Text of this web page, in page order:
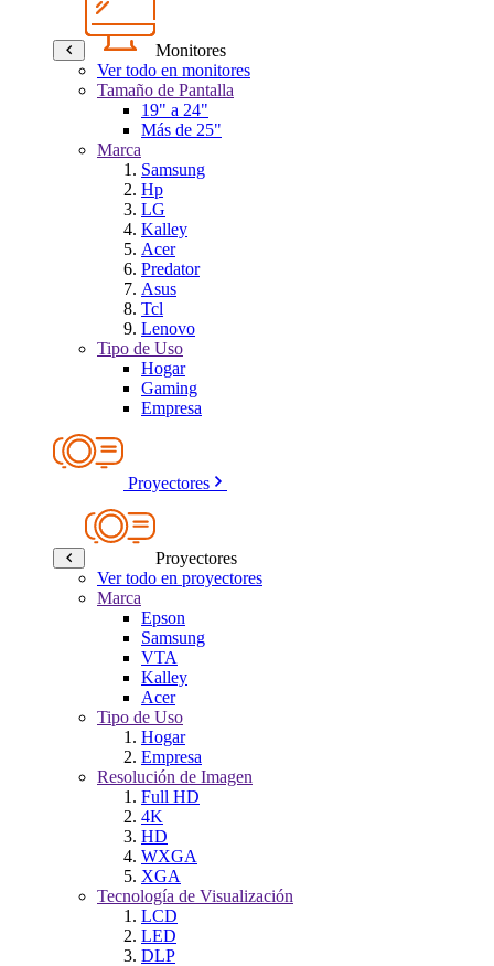
Monitores
Ver todo en monitores
Tamaño de Pantalla
19" a 24"
Más de 25"
Marca
Samsung
Hp
LG
Kalley
Acer
Predator
Asus
Tcl
Lenovo
Tipo de Uso
Hogar
Gaming
Empresa
Proyectores
Proyectores
Ver todo en proyectores
Marca
Epson
Samsung
VTA
Kalley
Acer
Tipo de Uso
Hogar
Empresa
Resolución de Imagen
Full HD
4K
HD
WXGA
XGA
Tecnología de Visualización
LCD
LED
DLP